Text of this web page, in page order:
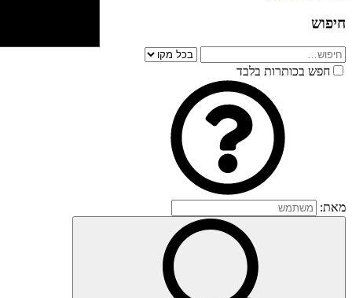
חיפוש
חפש בכותרות בלבד
מאת: